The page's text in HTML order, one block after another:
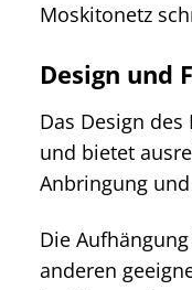
Moskitonetz
Design und
Das Design
und bietet
Anbringung
Die
anderen